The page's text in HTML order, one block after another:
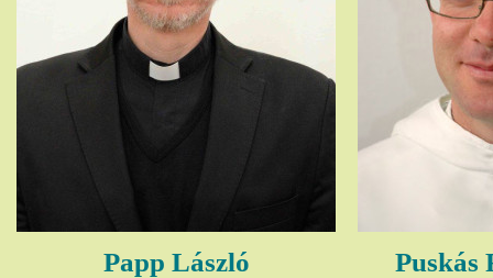
Papp László
Puskás